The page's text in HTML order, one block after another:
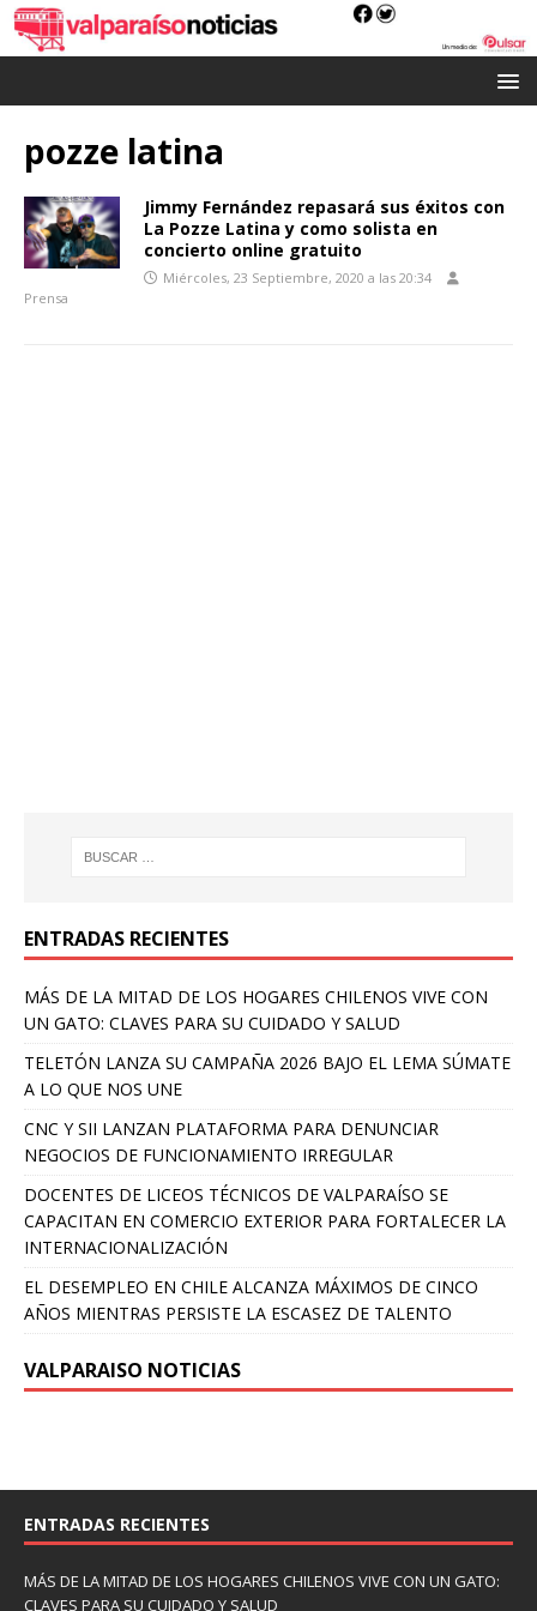
pozze latina
Jimmy Fernández repasará sus éxitos con
La Pozze Latina y como solista en
concierto online gratuito
Miércoles, 23 Septiembre, 2020 a las 20:34
Prensa
ENTRADAS RECIENTES
MÁS DE LA MITAD DE LOS HOGARES CHILENOS VIVE CON
UN GATO: CLAVES PARA SU CUIDADO Y SALUD
TELETÓN LANZA SU CAMPAÑA 2026 BAJO EL LEMA SÚMATE
A LO QUE NOS UNE
CNC Y SII LANZAN PLATAFORMA PARA DENUNCIAR
NEGOCIOS DE FUNCIONAMIENTO IRREGULAR
DOCENTES DE LICEOS TÉCNICOS DE VALPARAÍSO SE
CAPACITAN EN COMERCIO EXTERIOR PARA FORTALECER LA
INTERNACIONALIZACIÓN
EL DESEMPLEO EN CHILE ALCANZA MÁXIMOS DE CINCO
AÑOS MIENTRAS PERSISTE LA ESCASEZ DE TALENTO
VALPARAISO NOTICIAS
ENTRADAS RECIENTES
MÁS DE LA MITAD DE LOS HOGARES CHILENOS VIVE CON UN GATO:
CLAVES PARA SU CUIDADO Y SALUD